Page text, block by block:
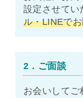
設定させて
ル・LINEで
2．ご面談
お会いして